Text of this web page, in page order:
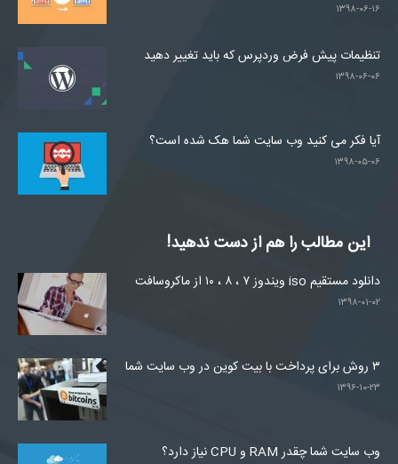
۱۳۹۸-۰۶-۱۶
تنظیمات پیش فرض وردپرس که باید تغییر دهید
۱۳۹۸-۰۶-۰۶
آیا فکر می کنید وب سایت شما هک شده است؟
۱۳۹۸-۰۵-۰۶
این مطالب را هم از دست ندهید!
دانلود مستقیم iso ویندوز ۷ ، ۸ ، ۱۰ از ماکروسافت
۱۳۹۸-۰۱-۰۲
۳ روش برای پرداخت با بیت کوین در وب سایت شما
۱۳۹۶-۱۰-۲۳
وب سایت شما چقدر RAM و CPU نیاز دارد؟